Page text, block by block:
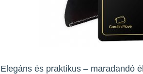
Elegáns és praktikus – maradandó